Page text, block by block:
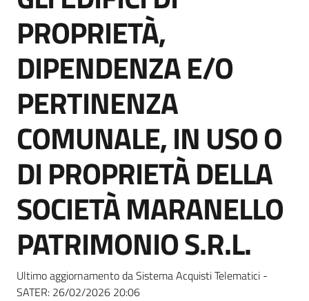
Seguici
su
PROPRIETÀ,
DIPENDENZA E/O
PERTINENZA
COMUNALE, IN USO O
DI PROPRIETÀ DELLA
SOCIETÀ MARANELLO
PATRIMONIO S.R.L.
Ultimo aggiornamento da Sistema Acquisti Telematici -
SATER: 26/02/2026 20:06